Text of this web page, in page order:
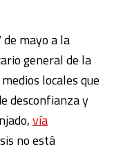
mayo a la
general de la
locales que
desconfianza y
vía
no está